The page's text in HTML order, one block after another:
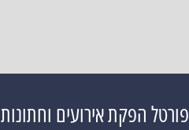
פורטל הפקת אירועים וחתונות